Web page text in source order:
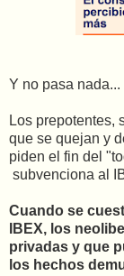
Y no pasa nada...
Los prepotentes,
que se quejan y
piden el fin del
subvenciona al
Cuando se
IBEX, los
privadas y que
los hechos